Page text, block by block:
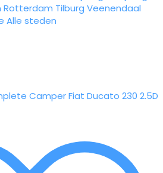
Rotterdam Tilburg Veenendaal
Alle steden
Camper Fiat Ducato 230 2.5D